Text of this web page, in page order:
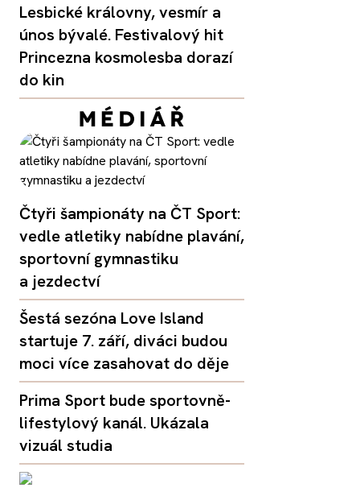
Lesbické královny, vesmír a
únos bývalé. Festivalový hit
Princezna kosmolesba dorazí
do kin
Čtyři šampionáty na ČT Sport:
vedle atletiky nabídne plavání,
sportovní gymnastiku
a jezdectví
Šestá sezóna Love Island
startuje 7. září, diváci budou
moci více zasahovat do děje
Prima Sport bude sportovně-
lifestylový kanál. Ukázala
vizuál studia